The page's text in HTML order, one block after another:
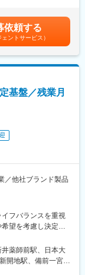
・しゃぶ葉・から
型企業」を目指す
を最大限に活かした
なく、冷凍食品の
産、検査、物流ま
食べる幸せ」をプ
メント能力の向上
ことで、顧客支持の
も、評価制度の改
て扱っている製品
下げた上で解決に
ィングのような営
の立会いあり）
ポート（勉強・セ
品群で「手術用縫
す。豊富なラインナ
適なソリューショ
す。※上記はインセ
安の金額であり、
(月額)は固定手当を
依頼する
ェントサービス）
基盤／残業月
／他社ブランド製品
イフバランスを重視
望を考慮し決定し
ート営業【全国の
覧」をご覧くださ
・新潟・埼玉・東
薬師前駅、日本大
開地駅、備前一宮